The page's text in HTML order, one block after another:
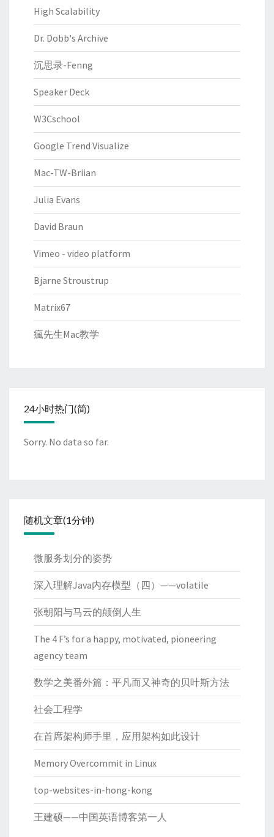
High Scalability
Dr. Dobb's Archive
沉思录-Fenng
Speaker Deck
W3Cschool
Google Trend Visualize
Mac-TW-Briian
Julia Evans
David Braun
Vimeo - video platform
Bjarne Stroustrup
Matrix67
瘋先生Mac教学
24小时热门(简)
Sorry. No data so far.
随机文章(1分钟)
微服务划分的姿势
深入理解Java内存模型（四）——volatile
张朝阳与马云的颠倒人生
The 4 F’s for a happy, motivated, pioneering
agency team
数学之美番外篇：平凡而又神奇的贝叶斯方法
社会工程学
在首席架构师手里，应用架构如此设计
Memory Overcommit in Linux
top-websites-in-hong-kong
王建硕——中国英语博客第一人